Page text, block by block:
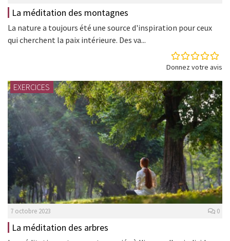
La méditation des montagnes
La nature a toujours été une source d'inspiration pour ceux
qui cherchent la paix intérieure. Des va...
Donnez votre avis
EXERCICES
7 octobre 2023 0
La méditation des arbres